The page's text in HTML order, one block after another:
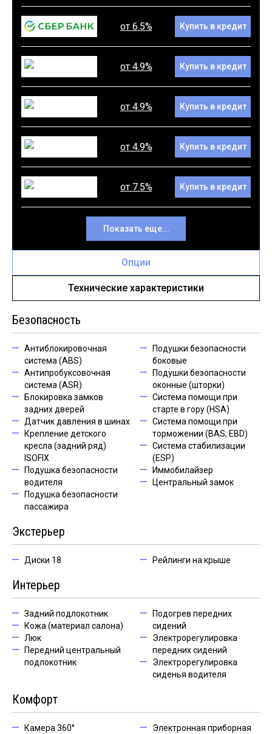
от 6.5% Купить в кредит
от 4.9% Купить в кредит
от 4.9% Купить в кредит
от 4.9% Купить в кредит
от 7.5% Купить в кредит
Показать еще...
Опции
Технические характеристики
Безопасность
Антиблокировочная
система (ABS)
Антипробуксовочная
система (ASR)
Блокировка замков
задних дверей
Датчик давления в шинах
Крепление детского
кресла (задний ряд)
ISOFIX
Подушка безопасности
водителя
Подушка безопасности
пассажира
Подушки безопасности
боковые
Подушки безопасности
оконные (шторки)
Система помощи при
старте в гору (HSA)
Система помощи при
торможении (BAS; EBD)
Система стабилизации
(ESP)
Иммобилайзер
Центральный замок
Экстерьер
Диски 18 Рейлинги на крыше
Интерьер
Задний подлокотник
Кожа (материал салона)
Люк
Передний центральный
подлокотник
Подогрев передних
сидений
Электрорегулировка
передних сидений
Электрорегулировка
сиденья водителя
Комфорт
Камера 360°
Электронная приборная